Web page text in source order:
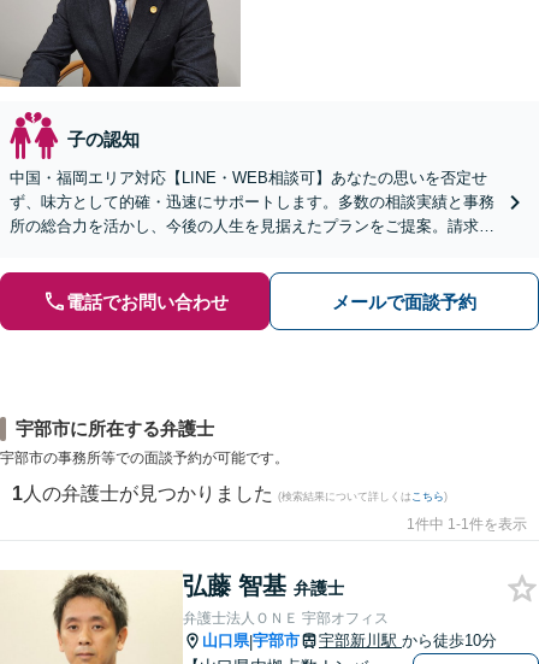
子の認知
中国・福岡エリア対応【LINE・WEB相談可】あなたの思いを否定せ
ず、味方として的確・迅速にサポートします。多数の相談実績と事務
所の総合力を活かし、今後の人生を見据えたプランをご提案。請求す
電話でお問い合わせ メールで面談予約
宇部市に所在する弁護士
宇部市の事務所等での面談予約が可能です。
1 人の弁護士が見つかりました (検索結果について詳しくは こちら)
1件中 1-1件を表示
弘藤 智基 弁護士
弁護士法人ＯＮＥ 宇部オフィス
山口県|宇部市 宇部新川駅 から徒歩10分